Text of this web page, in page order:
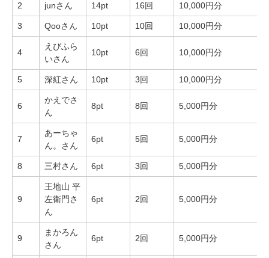
2 junさん 14pt 16回 10,000円分
3 Qooさん 10pt 10回 10,000円分
4
えびふら
いさん
10pt 6回 10,000円分
5 深紅さん 10pt 3回 10,000円分
6
かえでさ
ん
8pt 8回 5,000円分
7
あーちゃ
ん。さん
6pt 5回 5,000円分
8 三村さん 6pt 3回 5,000円分
9
王地山 平
左衛門さ
ん
6pt 2回 5,000円分
9
まかろん
さん
6pt 2回 5,000円分